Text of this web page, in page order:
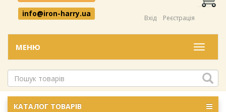
info@iron-harry.ua
Вхід Реєстрація
Меню
МЕНЮ
КАТАЛОГ ТОВАРІВ